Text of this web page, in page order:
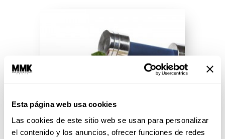
Esta página web usa cookies
Las cookies de este sitio web se usan para personalizar
el contenido y los anuncios, ofrecer funciones de redes